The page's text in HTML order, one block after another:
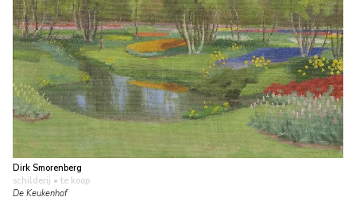
Dirk Smorenberg
schilderij • te koop
De Keukenhof